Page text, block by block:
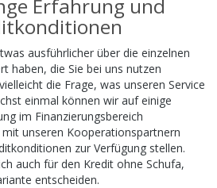
Erfahrung und
ausführlicher über die einzelnen
haben, die Sie bei uns nutzen
die Frage, was unseren Service
einmal können wir auf einige
im Finanzierungsbereich
unseren Kooperationspartnern
zur Verfügung stellen.
auch für den Kredit ohne Schufa,
entscheiden.